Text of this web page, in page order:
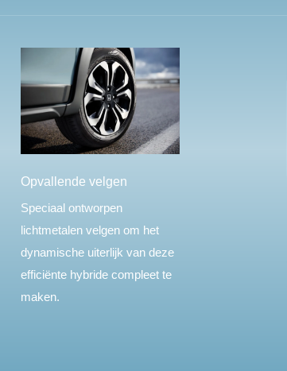
Opvallende velgen
Speciaal ontworpen
lichtmetalen velgen om het
dynamische uiterlijk van deze
efficiënte hybride compleet te
maken.